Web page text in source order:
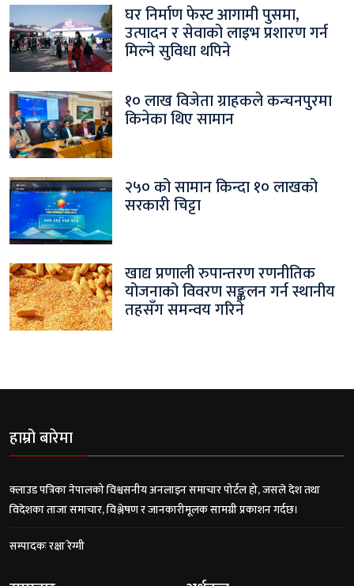
घर निर्माण फेस्ट आगामी पुसमा,
उत्पादन र सेवाको लाइभ प्रशारण गर्न
मिल्ने सुविधा थपिने
१० लाख विजेता ग्राहकले कन्चनपुरमा
किनेका थिए सामान
२५० को सामान किन्दा १० लाखको
सरकारी चिट्टा
खाद्य प्रणाली रुपान्तरण रणनीतिक
योजनाको विवरण सङ्कलन गर्न स्थानीय
तहसँग समन्वय गरिने
हाम्रो बारेमा
क्लाउड पत्रिका नेपालको विश्वसनीय अनलाइन समाचार पोर्टल हो, जसले देश तथा
विदेशका ताजा समाचार, विश्लेषण र जानकारीमूलक सामग्री प्रकाशन गर्दछ।
सम्पादकः रक्षा रेग्मी